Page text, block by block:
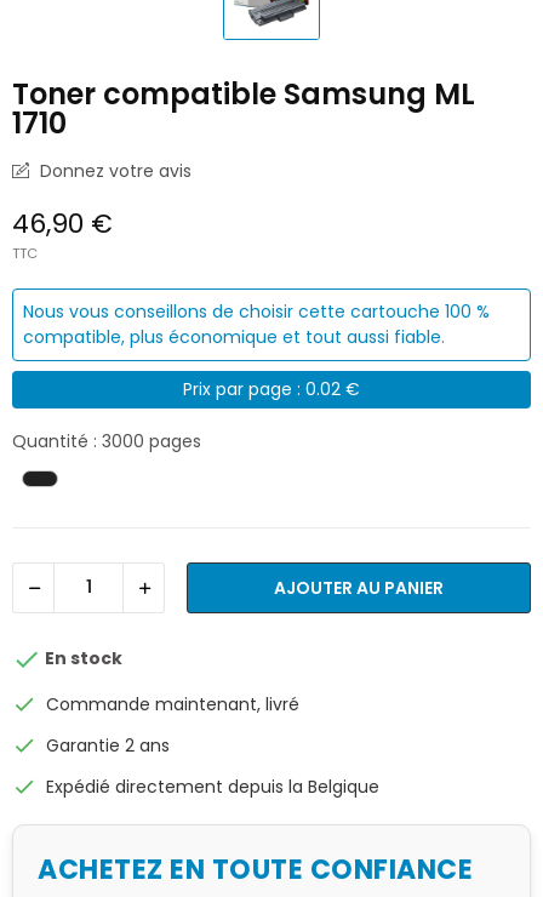
Toner compatible Samsung ML
1710
Donnez votre avis
46,90 €
TTC
Nous vous conseillons de choisir cette cartouche 100 %
compatible, plus économique et tout aussi fiable.
Prix par page : 0.02 €
Quantité : 3000 pages
AJOUTER AU PANIER
 En stock
check Commande maintenant, livré
check Garantie 2 ans
check Expédié directement depuis la Belgique
ACHETEZ EN TOUTE CONFIANCE